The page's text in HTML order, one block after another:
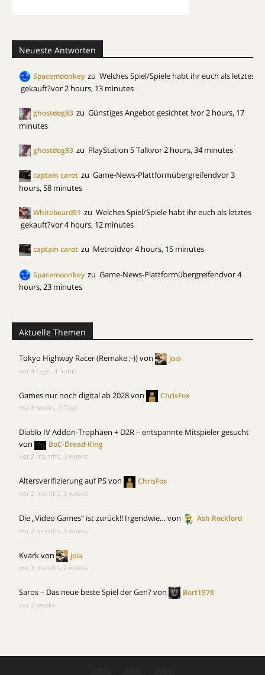
Neueste Antworten
Spacemoonkey zu Welches Spiel/Spiele habt ihr euch als letztes
gekauft?vor 2 hours, 13 minutes
ghostdog83 zu Günstiges Angebot gesichtet !vor 2 hours, 17
minutes
ghostdog83 zu PlayStation 5 Talkvor 2 hours, 34 minutes
captain carot zu Game-News-Plattformübergreifendvor 3
hours, 58 minutes
Whitebeard91 zu Welches Spiel/Spiele habt ihr euch als letztes
gekauft?vor 4 hours, 12 minutes
captain carot zu Metroidvor 4 hours, 15 minutes
Spacemoonkey zu Game-News-Plattformübergreifendvor 4
hours, 23 minutes
Aktuelle Themen
Tokyo Highway Racer (Remake ;-))von joia
vor 4 Tage, 4 hours
Games nur noch digital ab 2028von ChrisFox
vor 3 weeks, 3 Tage
Diablo IV Addon-Trophäen + D2R – entspannte Mitspieler gesucht
von
BoC-Dread-King
vor 2 months, 3 weeks
Altersverifizierung auf PSvon ChrisFox
vor 2 months, 3 weeks
Die „Video Games“ ist zurück!! Irgendwie…von Ash Rockford
vor 2 months, 3 weeks
Kvarkvon joia
vor 3 months, 2 weeks
Saros – Das neue beste Spiel der Gen?von Bort1978
vor 2 weeks